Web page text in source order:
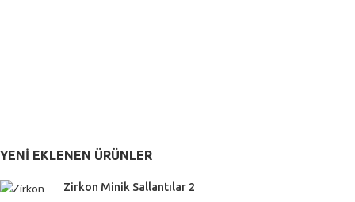
YENI EKLENEN ÜRÜNLER
Zirkon Minik Sallantılar 2